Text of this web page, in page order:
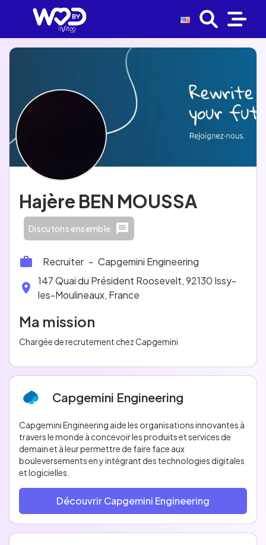
Hajère BEN MOUSSA
Discutons ensemble
Recruiter - Capgemini Engineering
147 Quai du Président Roosevelt, 92130 Issy-
les-Moulineaux, France
Ma mission
Chargée de recrutement chez Capgemini
Capgemini Engineering
Capgemini Engineering aide les organisations innovantes à
travers le monde à concevoir les produits et services de
demain et à leur permettre de faire face aux
bouleversements en y intégrant des technologies digitales
et logicielles.
Découvrir Capgemini Engineering